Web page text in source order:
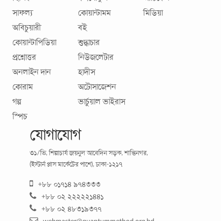
সময়ানুবর্তিতা। নিজের সময় নিজের নিয়ন্ত্রণ রাখতে না পারলে সময়ের
যেমন অপচয় হবে তেমনি আপনার
নিরাপদ ব্যথানাশক শিথিলায়ন
বা পেইনকিলার নেই। নানা নামে নানা মোড়কে সযত্নে রাখা হয় এই
ব্যথানাশক ট্যাবলেট। কোনোটা মাথা
সাফল্য
কোয়ান্টামম
মিডিয়া
অবিচুয়ারী
কোয়ান্টাপিডিয়া
প্রশ্নোত্তর
অনলাইন দান
কোরাম
গল্প
স্পিচ
বই
শুদ্ধাচার
নিউজলেটার
হাদীস
অটোসাজেশন
ভার্চুয়াল ভাইরাস
যোগাযোগ
৩১/ভি, শিল্পাচার্য জয়নুল আবেদিন সড়ক, শান্তিনগর,
(ইস্টার্ন প্লাস মার্কেটের পাশে), ঢাকা-১২১৭
+৮৮ ০১৭১৪ ৯৭৪৩৩৩
+৮৮ ০২ ২২২২২১৪৪১
+৮৮ ০২ ৪৮৩১৯৩৭৭